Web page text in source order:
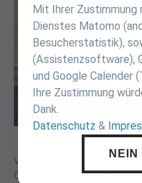
Von links, stehend: Prüfer
Öttwös, Kathrin Merz
Mit Ihrer Zustimmung
Dienstes Matomo
Besucherstatistik),
(Assistenzsoftware),
und Google Calender
Ihre Zustimmung
Dank.
Datenschutz &
NEIN